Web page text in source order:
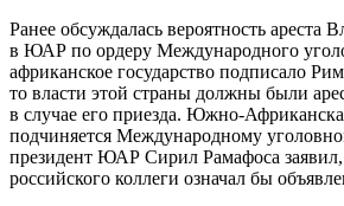
Ранее обсуждалась вероятность ареста
в ЮАР по ордеру Международного
африканское государство подписало
то власти этой страны должны были
в случае его приезда. Южно-
подчиняется Международному
президент ЮАР Сирил Рамафоса заявил,
российского коллеги означал бы